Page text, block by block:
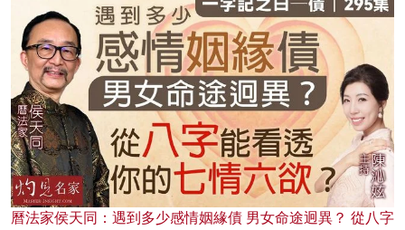
曆法家侯天同：遇到多少感情姻緣債 男女命途迥異？ 從八字